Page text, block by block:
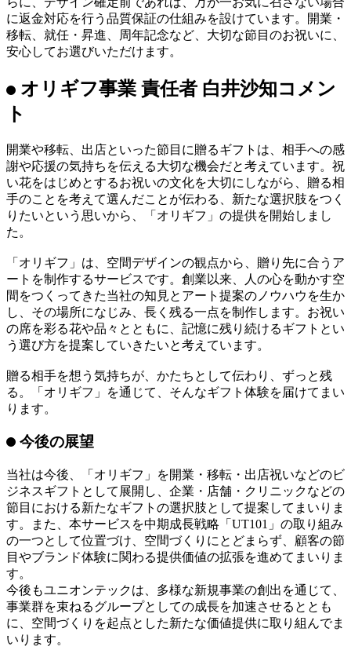
を丁寧に掛け合わせることで、相手を深く想ったことが伝わ
る、世界にひとつだけのアートギフトを届けます。
3営業日提案と全額返金保証が実現する、新しい
完全オーダーメイドでありながら、ご依頼内容の確認後、最
短3営業日でスピーディに3つのデザイン案を提示します。さ
らに、デザイン確定前であれば、万が一お気に召さない場合
に返金対応を行う品質保証の仕組みを設けています。開業・
移転、就任・昇進、周年記念など、大切な節目のお祝いに、
安心してお選びいただけます。
オリギフ事業 責任者 白井沙知コメン
ト
開業や移転、出店といった節目に贈るギフトは、相手への感
謝や応援の気持ちを伝える大切な機会だと考えています。祝
い花をはじめとするお祝いの文化を大切にしながら、贈る相
手のことを考えて選んだことが伝わる、新たな選択肢をつく
りたいという思いから、「オリギフ」の提供を開始しまし
た。
「オリギフ」は、空間デザインの観点から、贈り先に合うア
ートを制作するサービスです。創業以来、人の心を動かす空
間をつくってきた当社の知見とアート提案のノウハウを生か
し、その場所になじみ、長く残る一点を制作します。お祝い
の席を彩る花や品々とともに、記憶に残り続けるギフトとい
う選び方を提案していきたいと考えています。
贈る相手を想う気持ちが、かたちとして伝わり、ずっと残
る。「オリギフ」を通じて、そんなギフト体験を届けてまい
ります。
今後の展望
当社は今後、「オリギフ」を開業・移転・出店祝いなどのビ
ジネスギフトとして展開し、企業・店舗・クリニックなどの
節目における新たなギフトの選択肢として提案してまいりま